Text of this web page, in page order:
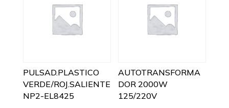
PULSAD.PLASTICO
VERDE/ROJ.SALIENTE
NP2-EL8425
AUTOTRANSFORMA
DOR 2000W
125/220V